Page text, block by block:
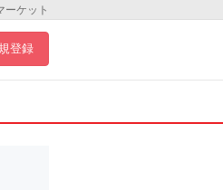
ーケット
登録